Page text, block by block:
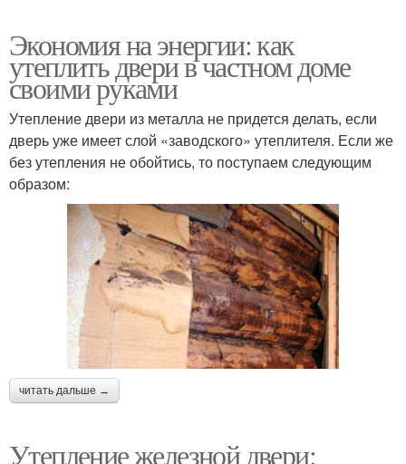
Экономия на энергии: как
утеплить двери в частном доме
своими руками
Утепление двери из металла не придется делать, если
дверь уже имеет слой «заводского» утеплителя. Если же
без утепления не обойтись, то поступаем следующим
образом:
читать дальше →
Утепление железной двери: